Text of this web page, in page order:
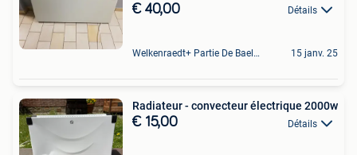
€ 40,00 Détails
Welkenraedt+ Partie De Baelen 15 janv. 25
Radiateur - convecteur électrique 2000w
€ 15,00 Détails